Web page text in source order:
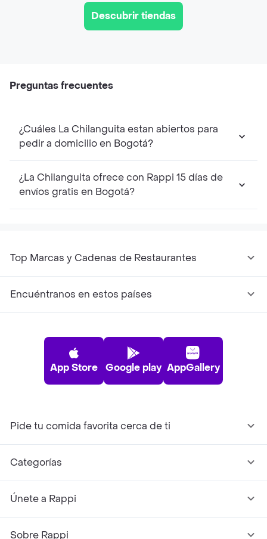
Descubrir tiendas
Preguntas frecuentes
¿Cuáles La Chilanguita estan abiertos para
pedir a domicilio en Bogotá?
¿La Chilanguita ofrece con Rappi 15 días de
envíos gratis en Bogotá?
Top Marcas y Cadenas de Restaurantes
Encuéntranos en estos países
App Store Google play AppGallery
Pide tu comida favorita cerca de ti
Categorías
Únete a Rappi
Sobre Rappi